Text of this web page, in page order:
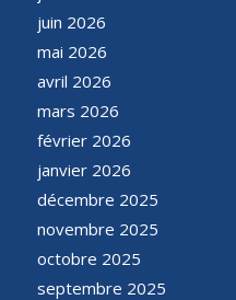
juin 2026
mai 2026
avril 2026
mars 2026
février 2026
janvier 2026
décembre 2025
novembre 2025
octobre 2025
septembre 2025